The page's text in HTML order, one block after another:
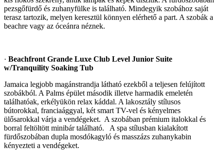
pezsgőfürdő és zuhanyfülke is található. Mindegyik szobához saját
terasz tartozik, melyen keresztül könnyen elérhető a part. A szobák a
beachre vagy az óceánra néznek.
· Beachfront Grande Luxe Club Level Junior Suite
w/Tranquility Soaking Tub
Jamaica legjobb magánstrandja látható ezekből a teljesen felújított
szobákból. A Palms épület második illetve harmadik emeletén
találhatóak, erkélyükön relax káddal. A lakosztály stílusos
bútorokkal, franciaággyal, két smart TV-vel és kényelmes
ülősarokkal várja a vendégeket. A szobában prémium italokkal és
borral feltöltött minibár található. A spa stílusban kialakított
fürdőszobában dupla mosdókagyló és masszázs zuhanykabin
kényezteti a vendégeket.